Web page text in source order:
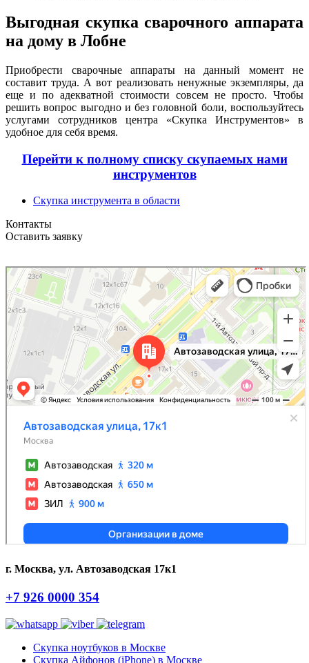
Выгодная скупка сварочного аппарата
на дому в Лобне
Приобрести сварочные аппараты на данный момент не
составит труда. А вот реализовать ненужные экземпляры, да
еще и по адекватной стоимости совсем не просто. Чтобы
решить вопрос выгодно и без головной боли, воспользуйтесь
услугами сотрудников центра «Скупка Инструментов» в
удобное для себя время.
Перейти к полному списку скупаемых нами
инструментов
Скупка инструмента в области
Контакты
Оставить заявку
г. Москва, ул. Автозаводская 17к1
+7 926 0000 354
Скупка ноутбуков в Москве
Скупка Айфонов (iPhone) в Москве